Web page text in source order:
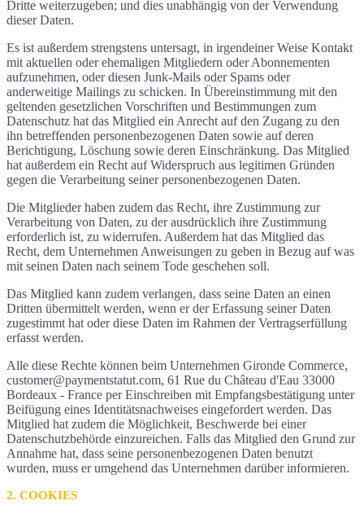
Dritte weiterzugeben; und dies unabhängig von der Verwendung
dieser Daten.
Es ist außerdem strengstens untersagt, in irgendeiner Weise Kontakt
mit aktuellen oder ehemaligen Mitgliedern oder Abonnementen
aufzunehmen, oder diesen Junk-Mails oder Spams oder
anderweitige Mailings zu schicken. In Übereinstimmung mit den
geltenden gesetzlichen Vorschriften und Bestimmungen zum
Datenschutz hat das Mitglied ein Anrecht auf den Zugang zu den
ihn betreffenden personenbezogenen Daten sowie auf deren
Berichtigung, Löschung sowie deren Einschränkung. Das Mitglied
hat außerdem ein Recht auf Widerspruch aus legitimen Gründen
gegen die Verarbeitung seiner personenbezogenen Daten.
Die Mitglieder haben zudem das Recht, ihre Zustimmung zur
Verarbeitung von Daten, zu der ausdrücklich ihre Zustimmung
erforderlich ist, zu widerrufen. Außerdem hat das Mitglied das
Recht, dem Unternehmen Anweisungen zu geben in Bezug auf was
mit seinen Daten nach seinem Tode geschehen soll.
Das Mitglied kann zudem verlangen, dass seine Daten an einen
Dritten übermittelt werden, wenn er der Erfassung seiner Daten
zugestimmt hat oder diese Daten im Rahmen der Vertragserfüllung
erfasst werden.
Alle diese Rechte können beim Unternehmen Gironde Commerce,
customer@paymentstatut.com, 61 Rue du Château d'Eau 33000
Bordeaux - France per Einschreiben mit Empfangsbestätigung unter
Beifügung eines Identitätsnachweises eingefordert werden. Das
Mitglied hat zudem die Möglichkeit, Beschwerde bei einer
Datenschutzbehörde einzureichen. Falls das Mitglied den Grund zur
Annahme hat, dass seine personenbezogenen Daten benutzt
wurden, muss er umgehend das Unternehmen darüber informieren.
2. COOKIES